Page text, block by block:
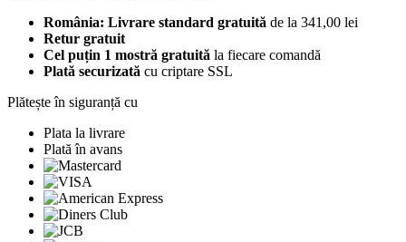
România: Livrare standard gratuită de la 341,00 lei
Retur gratuit
Cel puțin 1 mostră gratuită la fiecare comandă
Plată securizată cu criptare SSL
Plătește în siguranță cu
Plata la livrare
Plată în avans